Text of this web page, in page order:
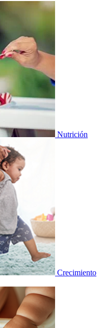
Nutrición
Crecimiento